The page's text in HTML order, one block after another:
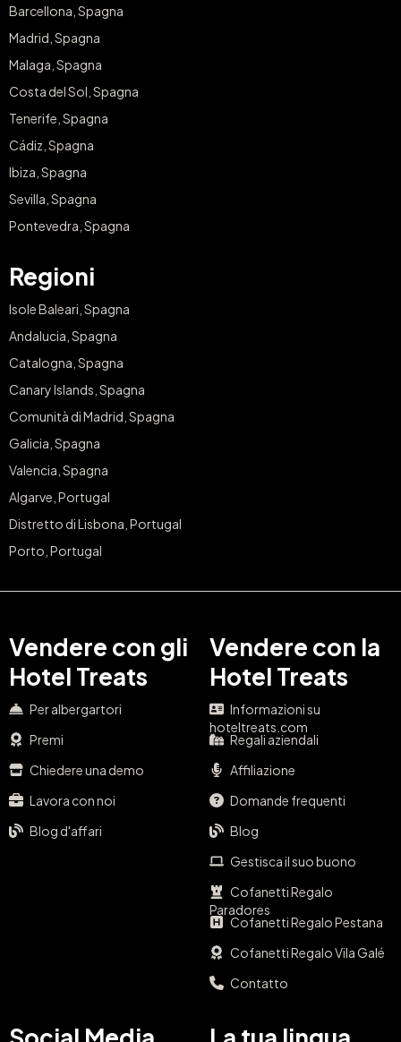
Barcellona, Spagna
Madrid, Spagna
Malaga, Spagna
Costa del Sol, Spagna
Tenerife, Spagna
Cádiz, Spagna
Ibiza, Spagna
Sevilla, Spagna
Pontevedra, Spagna
Regioni
Isole Baleari, Spagna
Andalucia, Spagna
Catalogna, Spagna
Canary Islands, Spagna
Comunità di Madrid, Spagna
Galicia, Spagna
Valencia, Spagna
Algarve, Portugal
Distretto di Lisbona, Portugal
Porto, Portugal
Vendere con gli
Hotel Treats
Per albergartori
Premi
Chiedere una demo
Lavora con noi
Blog d'affari
Vendere con la
Hotel Treats
Informazioni su
hoteltreats.com
Regali aziendali
Affiliazione
Domande frequenti
Blog
Gestisca il suo buono
Cofanetti Regalo
Paradores
Cofanetti Regalo Pestana
Cofanetti Regalo Vila Galé
Contatto